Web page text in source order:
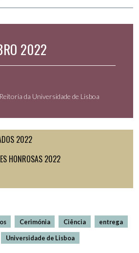
2022
da Universidade de Lisboa
2022
HONROSAS 2022
Cerimónia Ciência entrega
Universidade de Lisboa